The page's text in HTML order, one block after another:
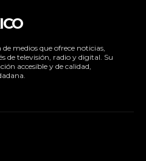
medios que ofrece noticias,
de televisión, radio y digital. Su
accesible y de calidad,